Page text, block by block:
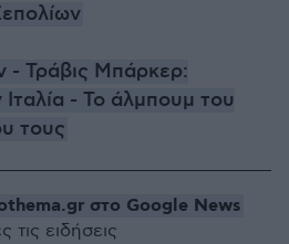
- Τράβις Μπάρκερ:
- Το άλμπουμ του
τους
στο Google News
τις ειδήσεις